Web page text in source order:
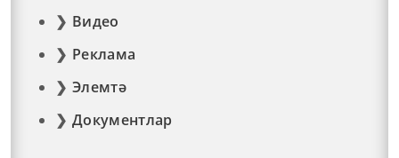
Видео
Реклама
Элемтә
Документлар